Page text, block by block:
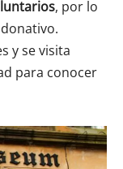
, por lo
y se visita
para conocer